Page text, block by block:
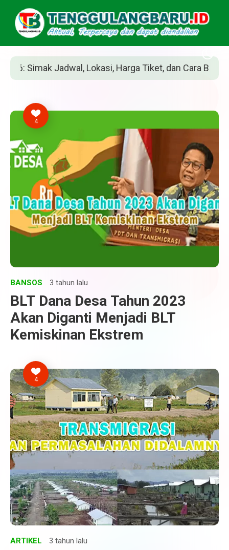
Tiket, dan Cara Belinya Siapakah
4
BANSOS 3 tahun lalu
BLT Dana Desa Tahun 2023
Akan Diganti Menjadi BLT
Kemiskinan Ekstrem
4
ARTIKEL 3 tahun lalu